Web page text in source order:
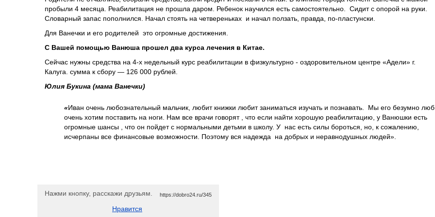
пробыли 4 месяца. Реабилитация не прошла даром. Ребенок научился есть самостоятельно. Сидит с опорой на руки.
Словарный запас пополнился. Начал стоять на четвереньках и начал ползать, правда, по-пластунски.
Для Ванечки и его родителей это огромные достижения.
С Вашей помощью Ванюша прошел два курса лечения в Китае.
Сейчас нужны средства на 4-х недельный курс реабилитации в физкультурно - оздоровительном центре «Адели» г.
Калуга. сумма к сбору — 126 000 рублей.
Юлия Букина (мама Ванечки)
«Иван очень любознательный мальчик, любит книжки любит заниматься изучать и познавать. Мы его безумно
очень хотим поставить на ноги. Нам все врачи говорят , что если найти хорошую реабилитацию, у Ванюшки есть
огромные шансы , что он пойдет с нормальными детьми в школу. У нас есть силы бороться, но, к сожалению,
исчерпаны все финансовые возможности. Поэтому вся надежда на добрых и неравнодушных людей».
Нажми кнопку, расскажи друзьям. https://dobro24.ru/345
Нравится